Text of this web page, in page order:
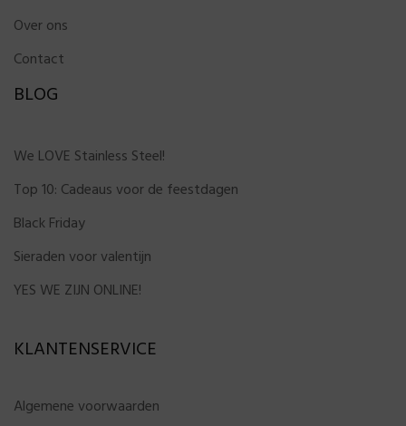
Over ons
Contact
BLOG
We LOVE Stainless Steel!
Top 10: Cadeaus voor de feestdagen
Black Friday
Sieraden voor valentijn
YES WE ZIJN ONLINE!
KLANTENSERVICE
Algemene voorwaarden